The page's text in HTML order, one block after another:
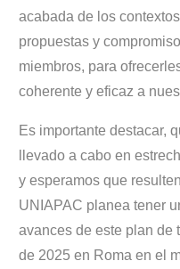
acabada de los
propuestas y
miembros, para
coherente y eficaz a
Es importante destacar,
llevado a cabo en
y esperamos que
UNIAPAC planea tener
avances de este plan de
de 2025 en Roma en el